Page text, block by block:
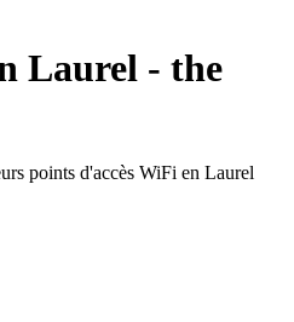
Laurel - the
points d'accès WiFi en Laurel